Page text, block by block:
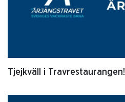
Tjejkväll i Travrestaurangen!